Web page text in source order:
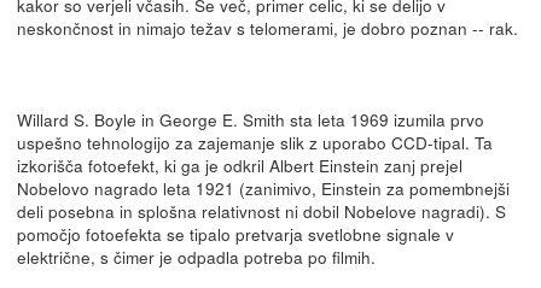
neskončnost in nimajo težav s telomerami, je dobro poznan -- rak.
Willard S. Boyle in George E. Smith sta leta 1969 izumila prvo
uspešno tehnologijo za zajemanje slik z uporabo CCD-tipal. Ta
izkorišča fotoefekt, ki ga je odkril Albert Einstein zanj prejel
Nobelovo nagrado leta 1921 (zanimivo, Einstein za pomembnejši
deli posebna in splošna relativnost ni dobil Nobelove nagradi). S
pomočjo fotoefekta se tipalo pretvarja svetlobne signale v
električne, s čimer je odpadla potreba po filmih.